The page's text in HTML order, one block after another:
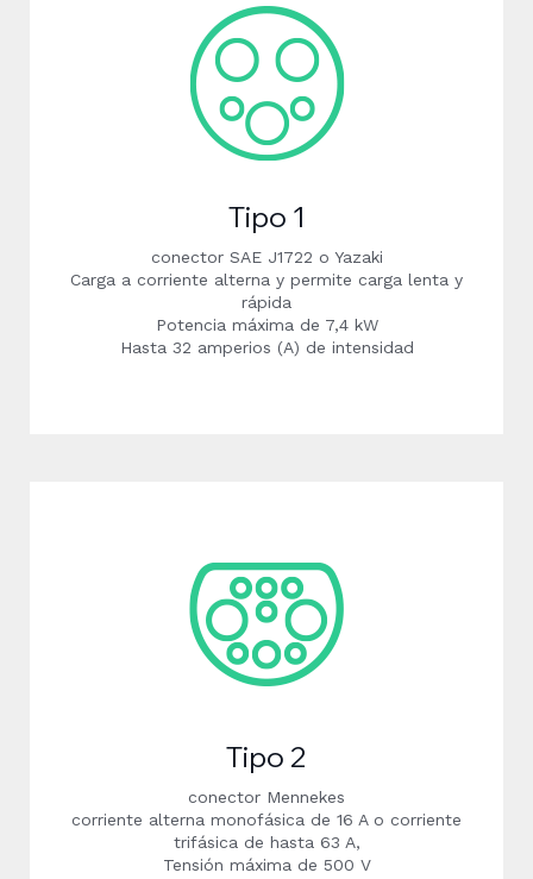
Tipo 1
conector SAE J1722 o Yazaki
Carga a corriente alterna y permite carga lenta y
rápida
Potencia máxima de 7,4 kW
Hasta 32 amperios (A) de intensidad
Tipo 2
conector Mennekes
corriente alterna monofásica de 16 A o corriente
trifásica de hasta 63 A,
Tensión máxima de 500 V